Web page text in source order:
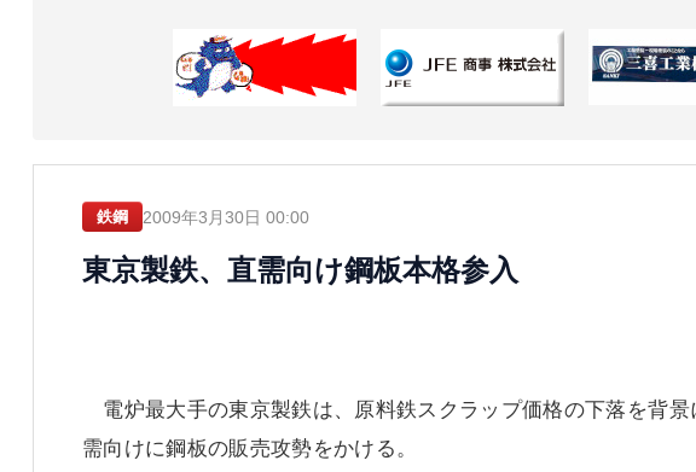
鉄鋼 2009年3月30日 00:00
東京製鉄、直需向け鋼板本格参入
電炉最大手の東京製鉄は、原料鉄スクラップ価格の下落を背
需向けに鋼板の販売攻勢をかける。